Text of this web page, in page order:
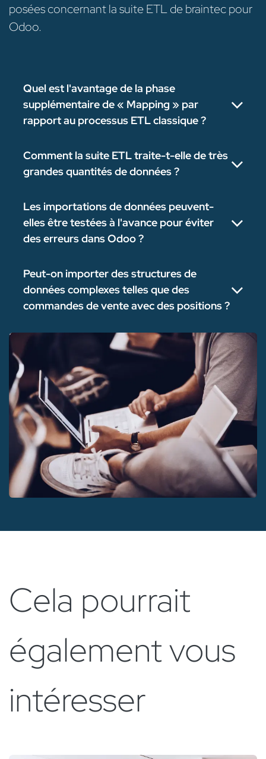
posées concernant la suite ETL de braintec pour
Odoo.
Quel est l'avantage de la phase
supplémentaire de « Mapping » par
rapport au processus ETL classique ?
Comment la suite ETL traite-t-elle de très
grandes quantités de données ?
Les importations de données peuvent-
elles être testées à l'avance pour éviter
des erreurs dans Odoo ?
Peut-on importer des structures de
données complexes telles que des
commandes de vente avec des positions ?
Cela pourrait
également vous
intéresser